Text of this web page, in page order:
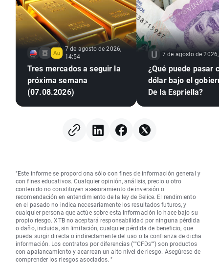
7 de agosto de 2026,
14:54
Tres mercados a seguir la
próxima semana
(07.08.2026)
7 de agosto de
¿Qué puede pasar
dólar bajo el
De la Espriella?
"Este informe se proporciona sólo con fines de información general y
con fines educativos. Cualquier opinión, análisis, precio u otro
contenido no constituyen asesoramiento de inversión o
recomendación en entendimiento de la ley de Belice. El rendimiento
en el pasado no indica necesariamente los resultados futuros, y
cualquier persona que actúe sobre esta información lo hace bajo su
propio riesgo. XTB no aceptará responsabilidad por ninguna pérdida
o daño, incluida, sin limitación, cualquier pérdida de beneficio, que
pueda surgir directa o indirectamente del uso o la confianza de dicha
información. Los contratos por diferencias (""CFDs"") son productos
con apalancamiento y acarrean un alto nivel de riesgo. Asegúrese de
comprender los riesgos asociados. "